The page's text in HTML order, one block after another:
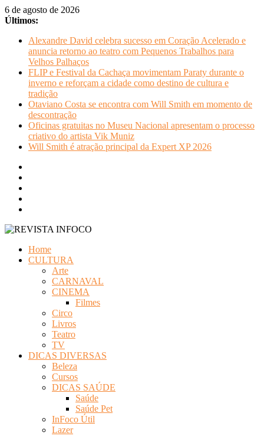
Pular
para
conteúdo
6 de agosto de 2026
Últimos:
Alexandre David celebra sucesso em Coração Acelerado e
anuncia retorno ao teatro com Pequenos Trabalhos para
Velhos Palhaços
FLIP e Festival da Cachaça movimentam Paraty durante o
inverno e reforçam a cidade como destino de cultura e
tradição
Otaviano Costa se encontra com Will Smith em momento de
descontração
Oficinas gratuitas no Museu Nacional apresentam o processo
criativo do artista Vik Muniz
Will Smith é atração principal da Expert XP 2026
INFOCO
Home
CULTURA
Arte
CARNAVAL
CINEMA
Filmes
Circo
Livros
Teatro
TV
DICAS DIVERSAS
Beleza
Cursos
DICAS SAÚDE
Saúde
Saúde Pet
InFoco Útil
Lazer